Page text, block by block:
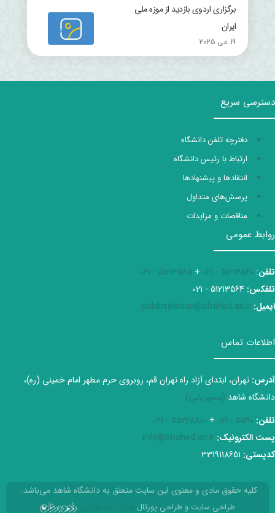
برگزاری اردوی بازدید از موزه ملی
ایران
19 می 2025
دسترسی سریع
دفترچه تلفن دانشگاه
ارتباط با رئیس دانشگاه
انتقادها و پیشنهادها
پرسش‌های متداول
مناقصات و مزایدات
روابط عمومی
تلفن:
51213560 - 021
+
51213565 - 021
تلفکس:
ایمیل: publicrelation@shahed.ac.ir
اطلاعات تماس
آدرس: تهران، ابتدای آزاد راه تهران قم، روبروی حرم مطهر امام خمینی (ره)،
دانشگاه شاهد (مسیریابی)
تلفن: 51210 - 021
+
55228800 - 021
پست الکترونیک: info@shahed.ac.ir
کدپستی:
کلیه حقوق مادی و معنوی این سایت متعلق به دانشگاه شاهد می‌باشد.
طراحی سایت و طراحی پورتال